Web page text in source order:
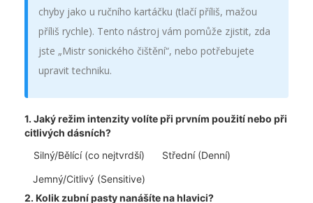
chyby jako u ručního kartáčku (tlačí příliš, mažou
příliš rychle). Tento nástroj vám pomůže zjistit, zda
jste „Mistr sonického čištění“, nebo potřebujete
upravit techniku.
1. Jaký režim intenzity volíte při prvním použití nebo při
citlivých dásních?
Silný/Bělící (co nejtvrdší)
Střední (Denní)
Jemný/Citlivý (Sensitive)
2. Kolik zubní pasty nanášíte na hlavici?